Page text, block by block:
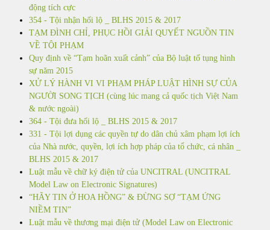
động tích cực
354 - Tội nhận hối lộ _ BLHS 2015 & 2017
TẠM ĐÌNH CHỈ, PHỤC HỒI GIẢI QUYẾT NGUỒN TIN
VỀ TỘI PHẠM
Quy định về “Tạm hoãn xuất cảnh” của Bộ luật tố tụng hình
sự năm 2015
XỬ LÝ HÀNH VI VI PHẠM PHÁP LUẬT HÌNH SỰ CỦA
NGƯỜI SONG TỊCH (cùng lúc mang cả quốc tịch Việt Nam
& nước ngoài)
364 - Tội đưa hối lộ _ BLHS 2015 & 2017
331 - Tội lợi dụng các quyền tự do dân chủ xâm phạm lợi ích
của Nhà nước, quyền, lợi ích hợp pháp của tổ chức, cá nhân _
BLHS 2015 & 2017
Luật mẫu về chữ ký điện tử của UNCITRAL (UNCITRAL
Model Law on Electronic Signatures)
“HÃY TIN Ở HOA HỒNG” & ĐỪNG SỢ “TẠM ỨNG
NIỀM TIN”
Luật mẫu về thương mại điện tử (Model Law on Electronic